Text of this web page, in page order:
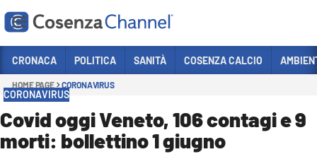
Sezioni
CRONACA
POLITICA
CRONACA POLITICA SANITÀ COSENZA CALCIO
HOME PAGE CORONAVIRUS
CORONAVIRUS
Covid oggi Veneto, 106 contagi e 9
morti: bollettino 1 giugno